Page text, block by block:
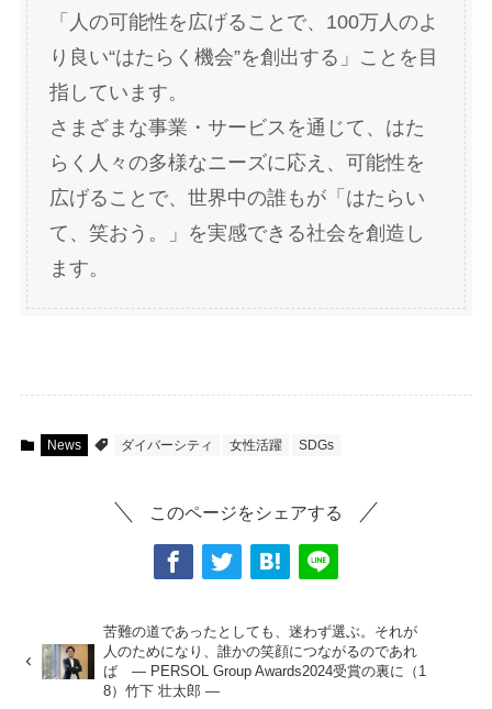
「人の可能性を広げることで、100万人のよ
り良い“はたらく機会”を創出する」ことを目
指しています。
さまざまな事業・サービスを通じて、はた
らく人々の多様なニーズに応え、可能性を
広げることで、世界中の誰もが「はたらい
て、笑おう。」を実感できる社会を創造し
ます。
News ダイバーシティ 女性活躍 SDGs
このページをシェアする
苦難の道であったとしても、迷わず選ぶ。それが
人のためになり、誰かの笑顔につながるのであれ
ば ― PERSOL Group Awards2024受賞の裏に（1
8）竹下 壮太郎 ―